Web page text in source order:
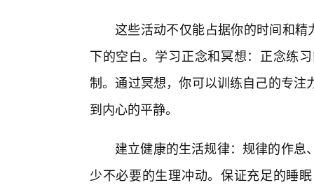
这些活动不仅能占据你的时间和精
下的空白。学习正念和冥想：正念练
制。通过冥想，你可以训练自己的专
到内心的平静。
建立健康的生活规律：规律的作
少不必要的生理冲动。保证充足的睡